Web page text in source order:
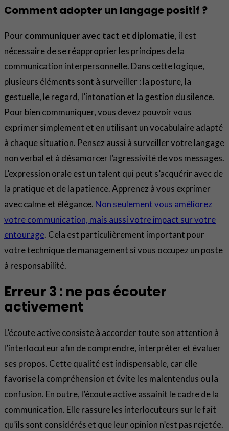
Comment adopter un langage positif ?
Pour communiquer avec tact et diplomatie, il est
nécessaire de se réapproprier les principes de la
communication interpersonnelle. Dans cette logique,
plusieurs éléments sont à surveiller : la posture, la
gestuelle, le regard, l’intonation et la gestion du silence.
Pour bien communiquer, vous devez pouvoir vous
exprimer simplement et en utilisant un vocabulaire adapté
à chaque situation. Pensez aussi à surveiller votre langage
non verbal et à désamorcer l’agressivité de vos messages.
L’expression orale est un talent qui peut s’acquérir avec de
la pratique et de la patience. Apprenez à vous exprimer
avec calme et élégance. Non seulement vous améliorez
votre communication, mais aussi votre impact sur votre
entourage. Cela est particulièrement important pour
votre technique de management si vous occupez un poste
à responsabilité.
Erreur 3 : ne pas écouter
activement
L’écoute active consiste à accorder toute son attention à
l’interlocuteur afin de comprendre, interpréter et évaluer
ses propos. Cette qualité est indispensable, car elle
favorise la compréhension et évite les malentendus ou la
confusion. En outre, l’écoute active assainit le cadre de la
communication. Elle rassure les interlocuteurs sur le fait
qu’ils sont considérés et que leur opinion n’est pas rejetée.